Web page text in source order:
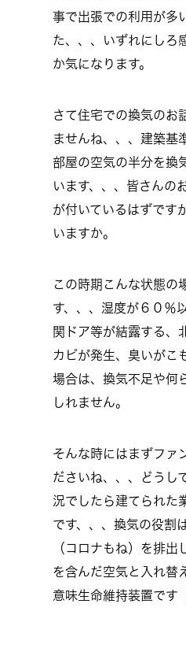
事で出張での利用が多
た、、、いずれにしろ
か気になります。
さて住宅での換気のお
ませんね、、、建築基
部屋の空気の半分を換
います、、、皆さんの
が付いているはずです
いますか。
この時期こんな状態の
す、、、湿度が６０％
関ドア等が結露する、
カビが発生、臭いがこ
場合は、換気不足や何
しれません。
そんな時にはまずファ
ださいね、、、どうし
況でしたら建てられた
です、、、換気の役割
（コロナもね）を排
を含んだ空気と入れ替
意味生命維持装置です